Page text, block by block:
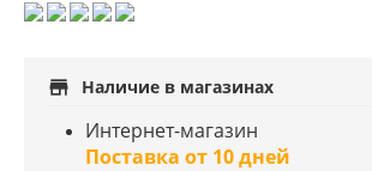
store Наличие в магазинах
Интернет-магазин
Поставка от 10 дней